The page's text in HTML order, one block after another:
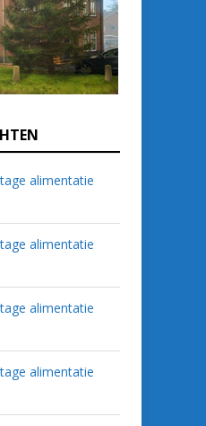
alimentatie
alimentatie
alimentatie
alimentatie